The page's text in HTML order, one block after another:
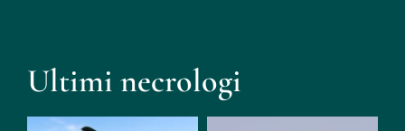
Ultimi necrologi